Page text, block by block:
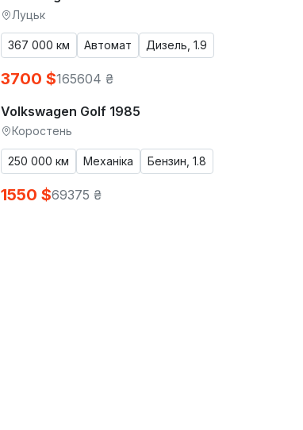
Луцьк
367 000 км Автомат Дизель, 1.9
3700 $165604 ₴
Volkswagen Golf 1985
Коростень
250 000 км Механіка Бензин, 1.8
1550 $69375 ₴